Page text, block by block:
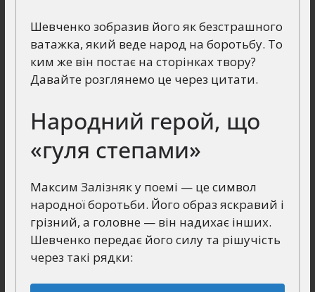
Шевченко зобразив його як безстрашного
ватажка, який веде народ на боротьбу. То
ким же він постає на сторінках твору?
Давайте розглянемо це через цитати.
Народний герой, що
«гуля степами»
Максим Залізняк у поемі — це символ
народної боротьби. Його образ яскравий і
грізний, а головне — він надихає інших.
Шевченко передає його силу та рішучість
через такі рядки: